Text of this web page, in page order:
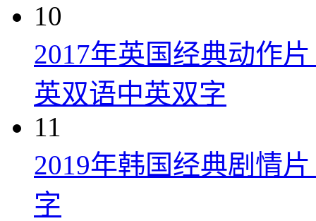
10
2017年英国经典动作
英双语中英双字
11
2019年韩国经典剧情
字